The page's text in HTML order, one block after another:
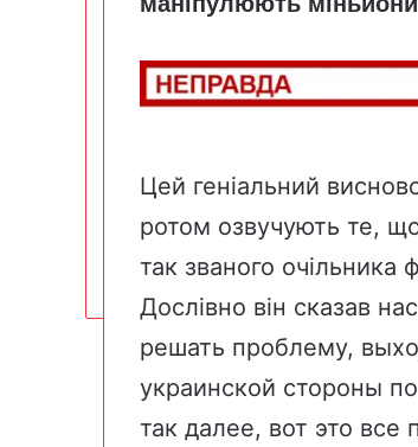
Цей геніальний
ротом озвучують те,
так званого очільника
Дослівно він сказав
решать проблему,
украинской стороны
так далее, вот это